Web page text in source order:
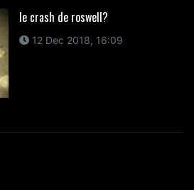
le crash de roswell?
12 Dec 2018, 16:09